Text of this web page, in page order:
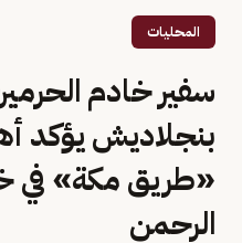
المحليات
سفير خادم
بنجلاديش يؤكد
«طريق مكة»
الرحمن